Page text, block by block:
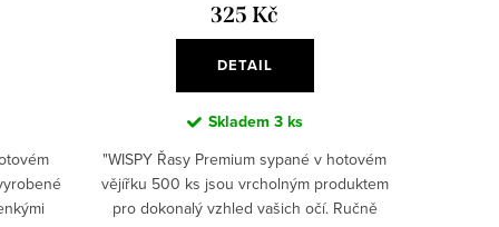
325 Kč
DETAIL
Skladem 3 ks
"WISPY Řasy Premium sypané v hotovém
vějířku 500 ks jsou vrcholným produktem
pro dokonalý vzhled vašich očí. Ručně